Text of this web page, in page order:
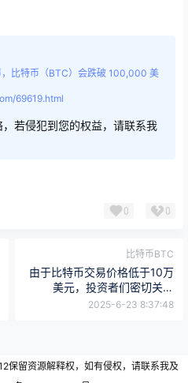
比特币（BTC）会跌破 100,000 美
69619.html
若侵犯到您的权益，请联系我
0 0
比特币BTC
由于比特币交易价格低于10万
美元，投资者们密切关注
XRP、ETH、SOL和HYPE
2025-6-23 8:37:48
保留资源解释权，如有侵权，请联系我及